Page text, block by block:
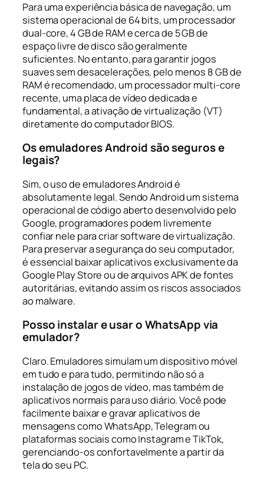
Para uma experiência básica de navegação, um
sistema operacional de 64 bits, um processador
dual-core, 4 GB de RAM e cerca de 5 GB de
espaço livre de disco são geralmente
suficientes. No entanto, para garantir jogos
suaves sem desacelerações, pelo menos 8 GB de
RAM é recomendado, um processador multi-core
recente, uma placa de vídeo dedicada e
fundamental, a ativação de virtualização (VT)
diretamente do computador BIOS.
Os emuladores Android são seguros e
legais?
Sim, o uso de emuladores Android é
absolutamente legal. Sendo Android um sistema
operacional de código aberto desenvolvido pelo
Google, programadores podem livremente
confiar nele para criar software de virtualização.
Para preservar a segurança do seu computador,
é essencial baixar aplicativos exclusivamente da
Google Play Store ou de arquivos APK de fontes
autoritárias, evitando assim os riscos associados
ao malware.
Posso instalar e usar o WhatsApp via
emulador?
Claro. Emuladores simulam um dispositivo móvel
em tudo e para tudo, permitindo não só a
instalação de jogos de vídeo, mas também de
aplicativos normais para uso diário. Você pode
facilmente baixar e gravar aplicativos de
mensagens como WhatsApp, Telegram ou
plataformas sociais como Instagram e TikTok,
gerenciando-os confortavelmente a partir da
tela do seu PC.